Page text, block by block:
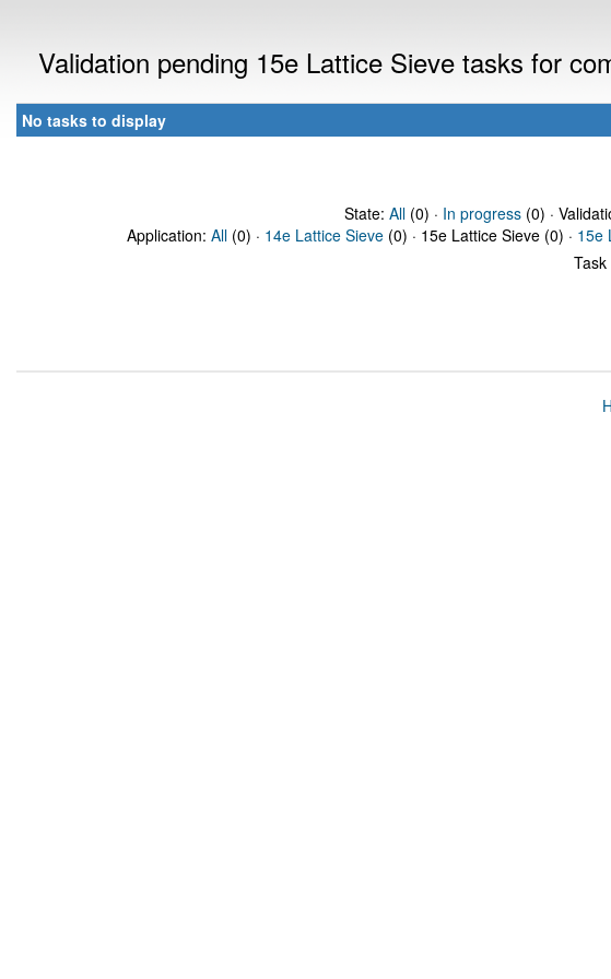
Validation pending 15e Lattice Sieve tasks for
No tasks to display
State: All(0) · In progress(0) ·
Application: All (0) · 14e Lattice Sieve (0) · 15e Lattice Sieve (0) · 15e